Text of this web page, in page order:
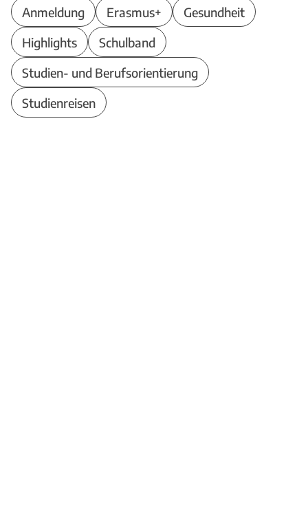
Anmeldung Erasmus+
Gesundheit
Highlights
Schulband
Studien- und Berufsorientierung
Studienreisen